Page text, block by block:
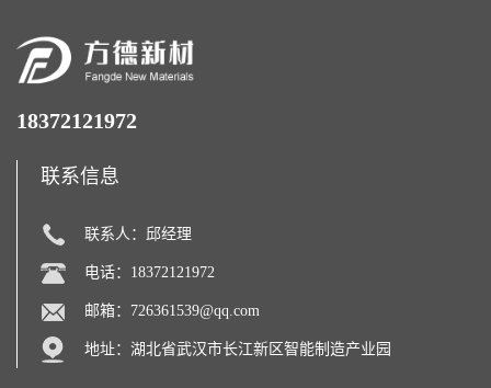
18372121972
联系信息
联系人：邱经理
电话：18372121972
邮箱： 726361539@qq.com
地址：湖北省武汉市长江新区智能制造产业园